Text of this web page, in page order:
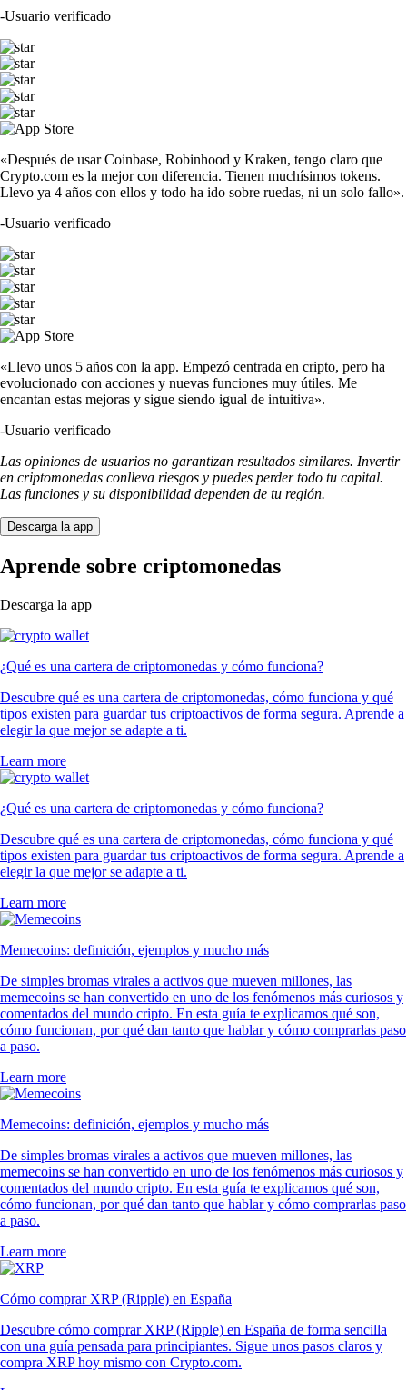
-Usuario verificado
«Después de usar Coinbase, Robinhood y Kraken, tengo claro que
Crypto.com es la mejor con diferencia. Tienen muchísimos tokens.
Llevo ya 4 años con ellos y todo ha ido sobre ruedas, ni un solo fallo».
-Usuario verificado
«Llevo unos 5 años con la app. Empezó centrada en cripto, pero ha
evolucionado con acciones y nuevas funciones muy útiles. Me
encantan estas mejoras y sigue siendo igual de intuitiva».
-Usuario verificado
Las opiniones de usuarios no garantizan resultados similares. Invertir
en criptomonedas conlleva riesgos y puedes perder todo tu capital.
Las funciones y su disponibilidad dependen de tu región.
Descarga la app
Aprende sobre criptomonedas
Descarga la app
¿Qué es una cartera de criptomonedas y cómo funciona?
Descubre qué es una cartera de criptomonedas, cómo funciona y qué
tipos existen para guardar tus criptoactivos de forma segura. Aprende a
elegir la que mejor se adapte a ti.
Learn more
¿Qué es una cartera de criptomonedas y cómo funciona?
Descubre qué es una cartera de criptomonedas, cómo funciona y qué
tipos existen para guardar tus criptoactivos de forma segura. Aprende a
elegir la que mejor se adapte a ti.
Learn more
Memecoins: definición, ejemplos y mucho más
De simples bromas virales a activos que mueven millones, las
memecoins se han convertido en uno de los fenómenos más curiosos y
comentados del mundo cripto. En esta guía te explicamos qué son,
cómo funcionan, por qué dan tanto que hablar y cómo comprarlas paso
a paso.
Learn more
Memecoins: definición, ejemplos y mucho más
De simples bromas virales a activos que mueven millones, las
memecoins se han convertido en uno de los fenómenos más curiosos y
comentados del mundo cripto. En esta guía te explicamos qué son,
cómo funcionan, por qué dan tanto que hablar y cómo comprarlas paso
a paso.
Learn more
Cómo comprar XRP (Ripple) en España
Descubre cómo comprar XRP (Ripple) en España de forma sencilla
con una guía pensada para principiantes. Sigue unos pasos claros y
compra XRP hoy mismo con Crypto.com.